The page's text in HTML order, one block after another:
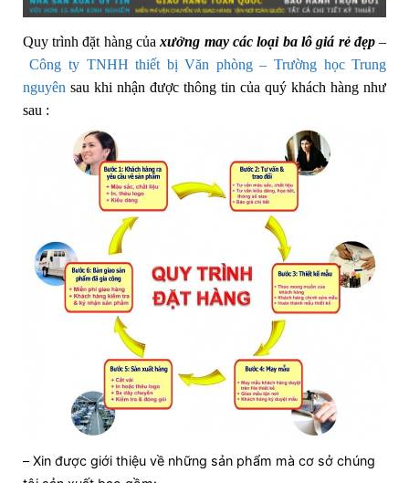
Quy trình đặt hàng củaxưởng may các loại ba lô giá rẻ đẹp–
Công ty TNHH thiết bị Văn phòng – Trường học Trung
nguyên sau khi nhận được thông tin của quý khách hàng như
sau :
– Xin được giới thiệu về những sản phẩm mà cơ sở chúng